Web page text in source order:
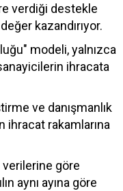
verdiği destekle
kazandırıyor.
modeli, yalnızca
ihracata
ve danışmanlık
ihracat rakamlarına
göre
aynı ayına göre